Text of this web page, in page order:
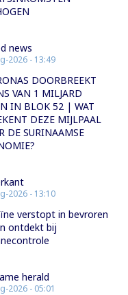
news
2026 - 13:49
DOORBREEKT
VAN 1 MILJARD
IN BLOK 52 | WAT
DEZE MIJLPAAL
DE SURINAAMSE
2026 - 13:10
verstopt in bevroren
ontdekt bij
herald
2026 - 05:01